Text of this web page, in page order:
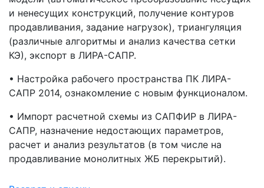
и ненесущих конструкций, получение контуров
продавливания, задание нагрузок), триангуляция
(различные алгоритмы и анализ качества сетки
КЭ), экспорт в ЛИРА-САПР.
• Настройка рабочего пространства ПК ЛИРА-
САПР 2014, ознакомление с новым функционалом.
• Импорт расчетной схемы из САПФИР в ЛИРА-
САПР, назначение недостающих параметров,
расчет и анализ результатов (в том числе на
продавливание монолитных ЖБ перекрытий).